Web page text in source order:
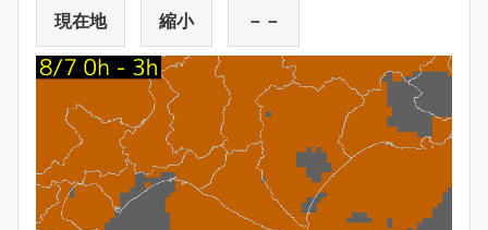
現在地 縮小 －－